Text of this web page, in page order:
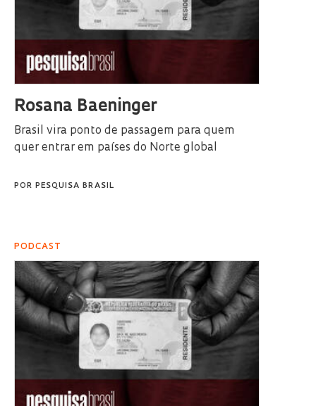
Rosana Baeninger
Brasil vira ponto de passagem para quem
quer entrar em países do Norte global
POR PESQUISA BRASIL
PODCAST